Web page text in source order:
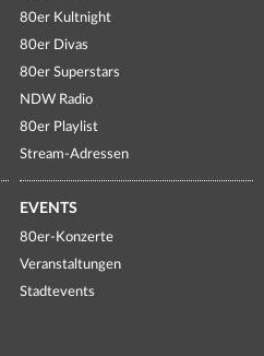
80er Kultnight
80er Divas
80er Superstars
NDW Radio
80er Playlist
Stream-Adressen
EVENTS
80er-Konzerte
Veranstaltungen
Stadtevents